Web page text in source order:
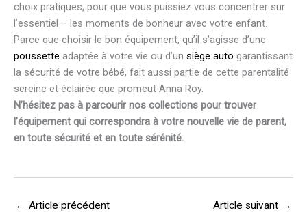
choix pratiques, pour que vous puissiez vous concentrer sur
l’essentiel – les moments de bonheur avec votre enfant.
Parce que choisir le bon équipement, qu’il s’agisse d’une
poussette adaptée à votre vie ou d’un siège auto garantissant
la sécurité de votre bébé, fait aussi partie de cette parentalité
sereine et éclairée que promeut Anna Roy.
N’hésitez pas à parcourir nos collections pour trouver
l’équipement qui correspondra à votre nouvelle vie de parent,
en toute sécurité et en toute sérénité.
← Article précédent Article suivant →